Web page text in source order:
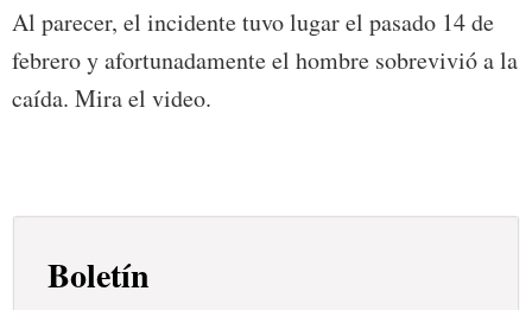
Al parecer, el incidente tuvo lugar el pasado 14 de
febrero y afortunadamente el hombre sobrevivió a la
caída. Mira el video.
Boletín